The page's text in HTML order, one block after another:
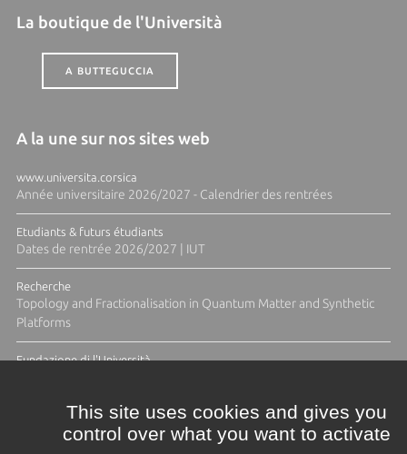
La boutique de l'Università
A BUTTEGUCCIA
A la une sur nos sites web
www.universita.corsica
Année universitaire 2026/2027 - Calendrier des rentrées
Etudiants & futurs étudiants
Dates de rentrée 2026/2027 | IUT
Recherche
Topology and Fractionalisation in Quantum Matter and Synthetic
Platforms
Fundazione di l'Università
This site uses cookies and gives you
control over what you want to activate